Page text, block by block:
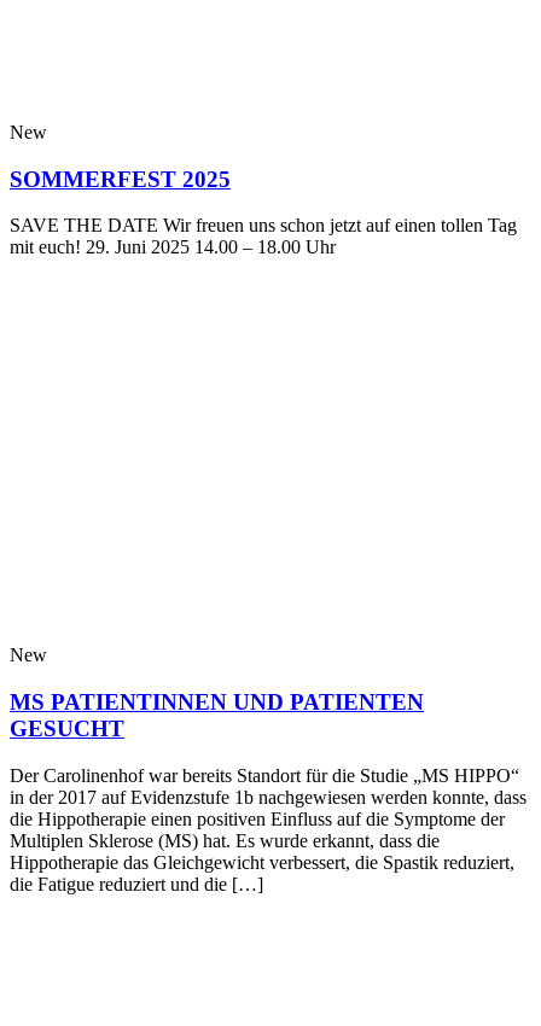
New
SOMMERFEST 2025
SAVE THE DATE Wir freuen uns schon jetzt auf einen tollen Tag
mit euch! 29. Juni 2025 14.00 – 18.00 Uhr
New
MS PATIENTINNEN UND PATIENTEN
GESUCHT
Der Carolinenhof war bereits Standort für die Studie „MS HIPPO“
in der 2017 auf Evidenzstufe 1b nachgewiesen werden konnte, dass
die Hippotherapie einen positiven Einfluss auf die Symptome der
Multiplen Sklerose (MS) hat. Es wurde erkannt, dass die
Hippotherapie das Gleichgewicht verbessert, die Spastik reduziert,
die Fatigue reduziert und die […]